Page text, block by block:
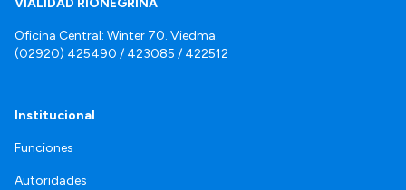
VIALIDAD RIONEGRINA
Oficina Central: Winter 70. Viedma.
(02920) 425490 / 423085 / 422512
Institucional
Funciones
Autoridades